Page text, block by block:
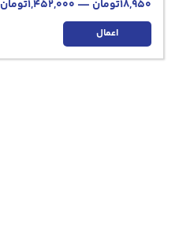
18,950تومان —
1,452,000تومان
اعمال